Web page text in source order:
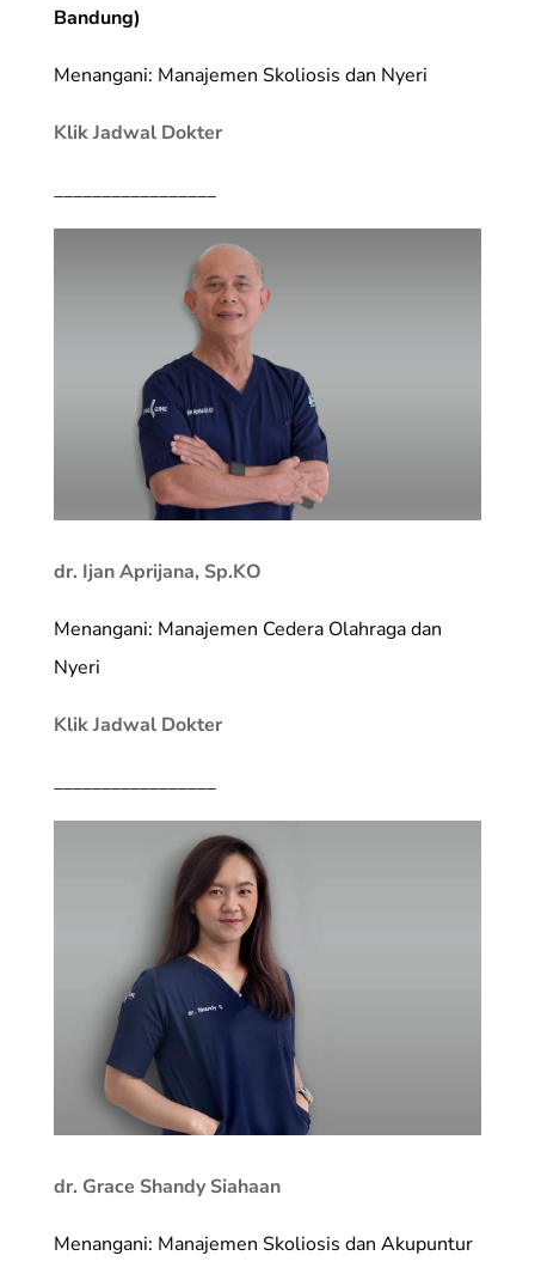
Bandung)
Menangani: Manajemen Skoliosis dan Nyeri
Klik Jadwal Dokter
_________________
dr. Ijan Aprijana, Sp.KO
Menangani: Manajemen Cedera Olahraga dan
Nyeri
Klik Jadwal Dokter
_________________
dr. Grace Shandy Siahaan
Menangani: Manajemen Skoliosis dan Akupuntur